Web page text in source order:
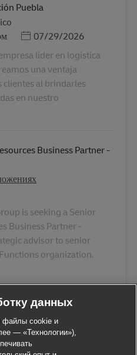
Puebla
Дата публикации
07/29/2026
líder en logística
una ventaja
al brindarles
en nuestro
Business Partner -
is seeking a Senior
Business Partner -
advisor to senior
organization.
данных
файлы cookie и
— «Технологии»),